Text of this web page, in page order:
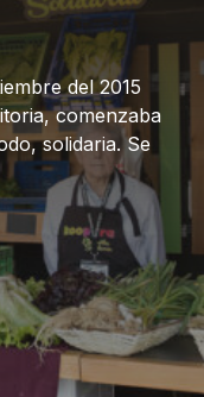
del 2015
comenzaba
solidaria. Se